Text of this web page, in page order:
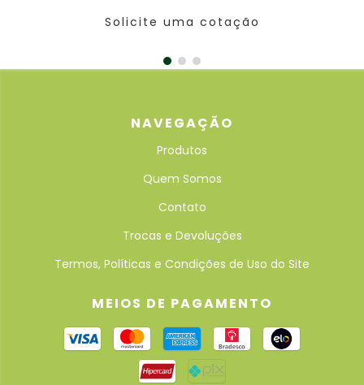
Solicite uma cotação
NAVEGAÇÃO
Produtos
Quem Somos
Contato
Trocas e Devoluções
Termos, Políticas e Condições de Uso do Site
MEIOS DE PAGAMENTO